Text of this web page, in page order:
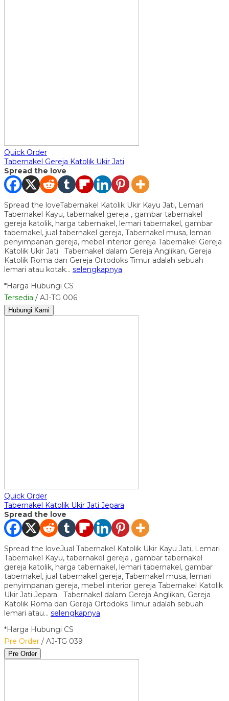
Quick Order
Tabernakel Gereja Katolik Ukir Jati
Spread the love
Spread the loveTabernakel Katolik Ukir Kayu Jati, Lemari
Tabernakel Kayu, tabernakel gereja , gambar tabernakel
gereja katolik, harga tabernakel, lemari tabernakel, gambar
tabernakel, jual tabernakel gereja, Tabernakel musa, lemari
penyimpanan gereja, mebel interior gereja Tabernakel Gereja
Katolik Ukir Jati Tabernakel dalam Gereja Anglikan, Gereja
Katolik Roma dan Gereja Ortodoks Timur adalah sebuah
lemari atau kotak… selengkapnya
*Harga Hubungi CS
Tersedia / AJ-TG 006
Hubungi Kami
Quick Order
Tabernakel Katolik Ukir Jati Jepara
Spread the love
Spread the loveJual Tabernakel Katolik Ukir Kayu Jati, Lemari
Tabernakel Kayu, tabernakel gereja , gambar tabernakel
gereja katolik, harga tabernakel, lemari tabernakel, gambar
tabernakel, jual tabernakel gereja, Tabernakel musa, lemari
penyimpanan gereja, mebel interior gereja Tabernakel Katolik
Ukir Jati Jepara Tabernakel dalam Gereja Anglikan, Gereja
Katolik Roma dan Gereja Ortodoks Timur adalah sebuah
lemari atau… selengkapnya
*Harga Hubungi CS
Pre Order / AJ-TG 039
Pre Order